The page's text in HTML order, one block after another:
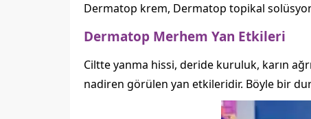
Dermatop krem, Dermatop topikal
Dermatop Merhem Yan Etkileri
Ciltte yanma hissi, deride kuruluk, karın
nadiren görülen yan etkileridir. Böyle bir